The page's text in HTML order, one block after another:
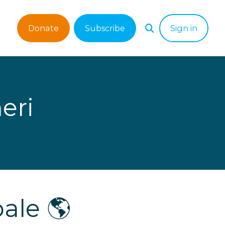
Donate Subscribe Sign in
🌎